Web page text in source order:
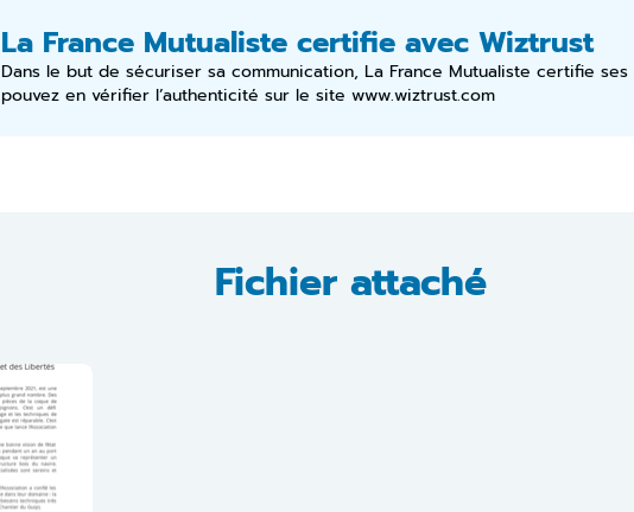
La France Mutualiste certifie avec Wiztrust
Dans le but de sécuriser sa communication, La France Mutualiste certifie
pouvez en vérifier l’authenticité sur le site www.wiztrust.com
Fichier attaché